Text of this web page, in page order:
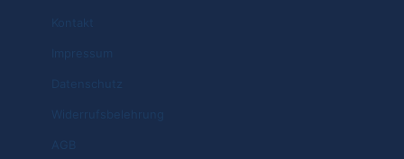
Kontakt
Impressum
Datenschutz
Widerrufsbelehrung
AGB